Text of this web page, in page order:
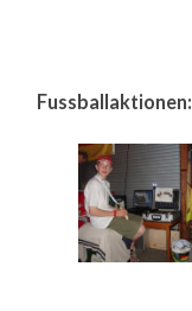
Fussballaktionen: